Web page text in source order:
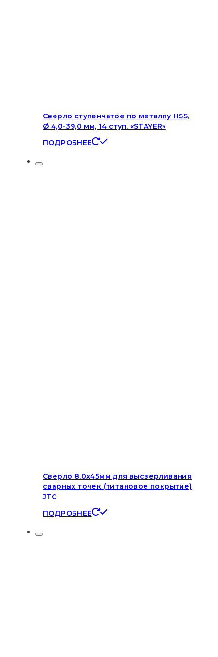
Сверло ступенчатое по металлу HSS,
Ø 4,0-39,0 мм, 14 ступ. «STAYER»
ПОДРОБНЕЕ
Сверло 8.0х45мм для высверливания
сварных точек (титановое покрытие)
JTC
ПОДРОБНЕЕ